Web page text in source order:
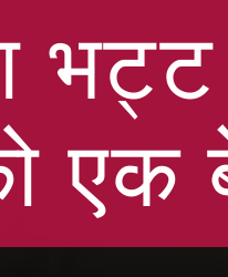
भट्ट
एक